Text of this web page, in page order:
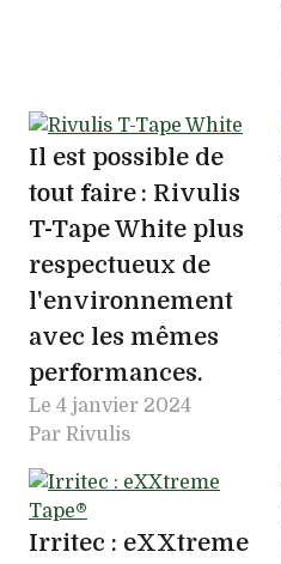
Il est possible de
tout faire : Rivulis
T-Tape White plus
respectueux de
l'environnement
avec les mêmes
performances.
Le 4 janvier 2024
Par Rivulis
Irritec : eXXtreme